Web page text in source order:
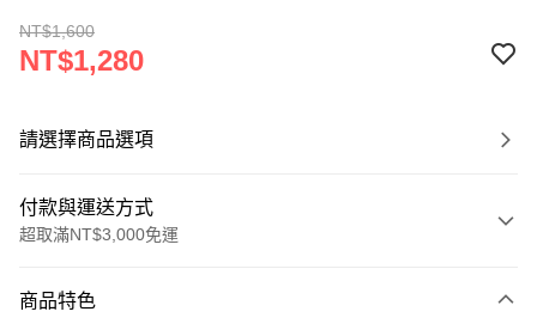
NT$1,600
NT$1,280
請選擇商品選項
付款與運送方式
超取滿NT$3,000免運
信用卡一次付款
商品特色